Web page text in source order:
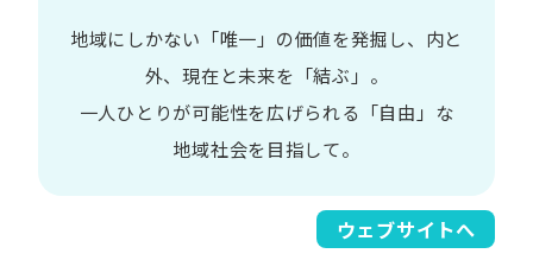
地域に​しかない​「唯一」の​価値を​発掘し、 内と​
外、​現在と​未来を​「結ぶ」。
一人​ひとりが​可能性を​広げられる 「自由」な​
地域社会を​目指して。​
ウェブサイトへ